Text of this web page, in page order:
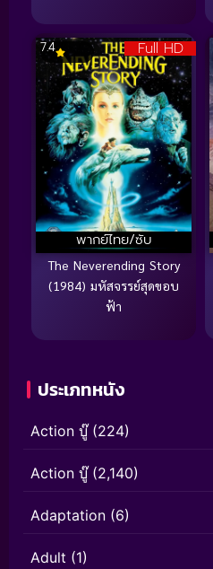
Full HD
พากย์ไทย/ซับ
7.4
The Neverending Story
(1984) มหัสจรรย์สุดขอบ
ฟ้า
ประเภทหนัง
Action บู๊(224)
Action บู๊(2,140)
Adaptation (6)
Adult (1)